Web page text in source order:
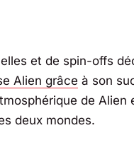
et de spin-offs
Alien grâce à son
de Alien
deux mondes.